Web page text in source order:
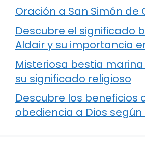
Oración a San Simón de
Descubre el significado
Aldair y su importancia
Misteriosa bestia
su significado religioso
Descubre los beneficios
obediencia a Dios según